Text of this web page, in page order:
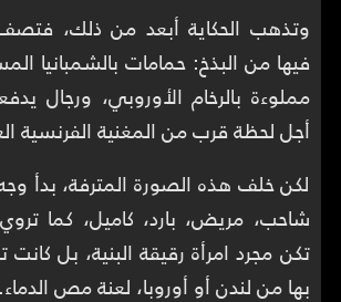
وتذهب الحكاية أبعد من ذلك،
فيها من البذخ: حمامات بالشمبانيا
مملوءة بالرخام الأوروبي، ورجال
أجل لحظة قرب من المغنية الفرنسية
لكن خلف هذه الصورة المترفة، بدأ
شاحب، مريض، بارد، كاميل، كما
تكن مجرد امرأة رقيقة البنية، بل
بها من لندن أو أوروبا، لعنة مص الدماء.